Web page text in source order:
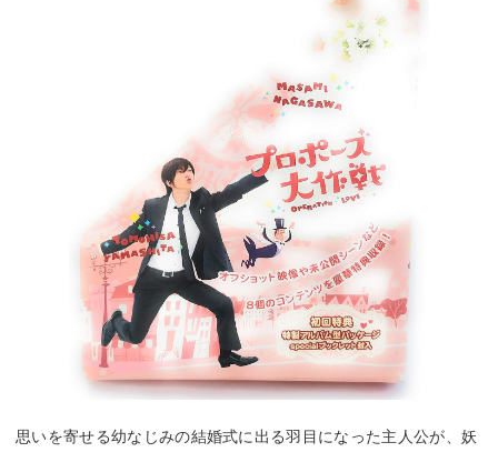
思いを寄せる幼なじみの結婚式に出る羽目になった主人公が、妖